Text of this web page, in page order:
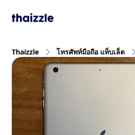
Thaizzle โทรศัพท์มือถือ แท็บเล็ต